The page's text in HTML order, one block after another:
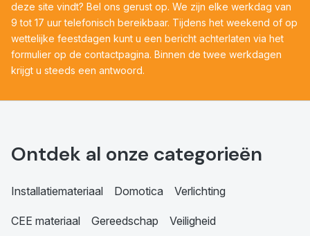
deze site vindt? Bel ons gerust op. We zijn elke werkdag van
9 tot 17 uur telefonisch bereikbaar. Tijdens het weekend of op
wettelijke feestdagen kunt u een bericht achterlaten via het
formulier op de contactpagina. Binnen de twee werkdagen
krijgt u steeds een antwoord.
Ontdek al onze categorieën
Installatiemateriaal Domotica Verlichting
CEE materiaal Gereedschap Veiligheid